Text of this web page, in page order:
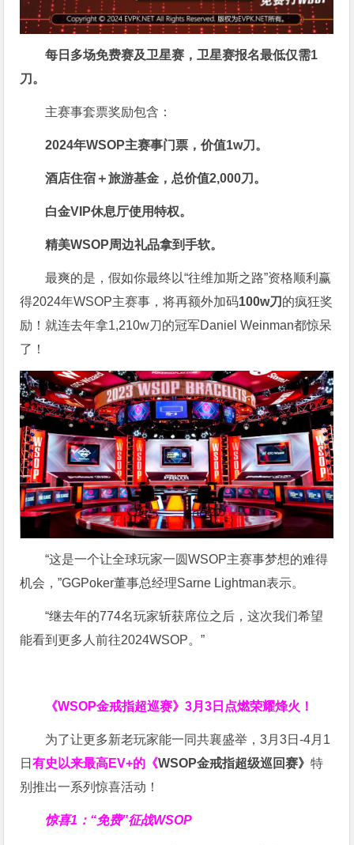
每日多场免费赛及卫星赛，卫星赛报名最低仅需1
刀 。
主赛事套票奖励包含：
2024年WSOP主赛事门票，价值1w刀 。
酒店住宿＋旅游基金，总价值2,000刀。
白金VIP休息厅使用特权。
精美WSOP周边礼品拿到手软。
最爽的是，假如你最终以“往维加斯之路”资格顺利赢
得2024年WSOP主赛事，将再额外加码100w刀 的疯狂奖
励！就连去年拿1,210w刀的冠军Daniel Weinman都惊呆
了！
“这是一个让全球玩家一圆WSOP主赛事梦想的难得
机会，”GGPoker董事总经理Sarne Lightman表示。
“继去年的774名玩家斩获席位之后，这次我们希望
能看到更多人前往2024WSOP。”
《WSOP金戒指超巡赛》3月3日点燃荣耀烽火！
为了让更多新老玩家能一同共襄盛举，3月3日-4月1
日有史以来最高EV+的《WSOP金戒指超级巡回赛》特
别推出一系列惊喜活动！
惊喜1：“免费”征战WSOP